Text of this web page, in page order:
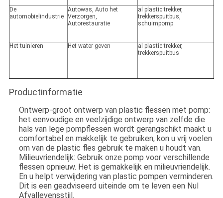
De
automobielindustrie
Autowas, Auto het
Verzorgen,
Autorestauratie
al plastic trekker,
trekkerspuitbus,
schuimpomp
Het tuinieren Het water geven
al plastic trekker,
trekkerspuitbus
Productinformatie
Ontwerp-groot ontwerp van plastic flessen met pomp:
het eenvoudige en veelzijdige ontwerp van zelfde die
hals van lege pompflessen wordt gerangschikt maakt u
comfortabel en makkelijk te gebruiken, kon u vrij voelen
om van de plastic fles gebruik te maken u houdt van.
Milieuvriendelijk: Gebruik onze pomp voor verschillende
flessen opnieuw. Het is gemakkelijk en milieuvriendelijk.
En u helpt verwijdering van plastic pompen verminderen.
Dit is een geadviseerd uiteinde om te leven een Nul
Afvallevensstijl.